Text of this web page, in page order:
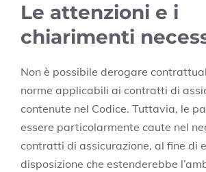
Le attenzioni e i
chiarimenti
Non è possibile derogare
norme applicabili ai contratti di
contenute nel Codice. Tuttavia, le
essere particolarmente caute nel
contratti di assicurazione, al fine di
disposizione che estenderebbe